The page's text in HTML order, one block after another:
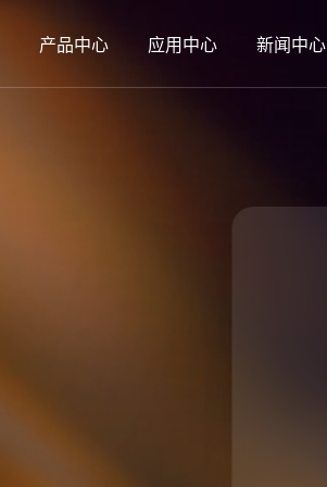
产品中心 应用中心 新闻中心